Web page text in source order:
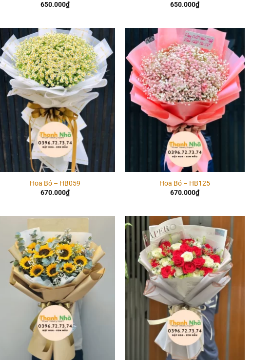
650.000₫
650.000₫
Add to
wishlist
Hoa Bó – HB059
670.000₫
Add to
wishlist
Hoa Bó – HB125
670.000₫
Add to
wishlist
Add to
wishlist